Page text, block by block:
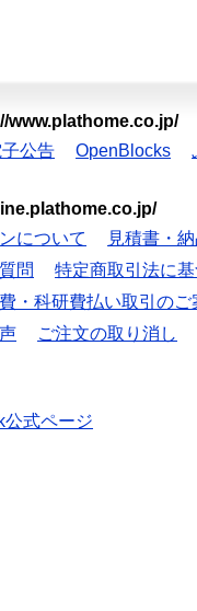
www.plathome.co.jp/
公告 OpenBlocks
について
見積書・
問
特定商取引法に
・科研費払い取引のご
ご注文の取り消し
公式ページ